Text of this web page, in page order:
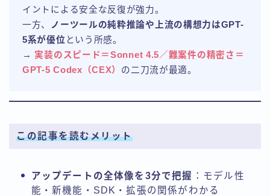
イントによる安全な反復が強力。
一方、
ノーツールの純粋推論や上流の構想力はGPT-
5系が優位 という所感。
→ 実装のスピード＝Sonnet 4.5／難案件の精密さ＝
GPT-5 Codex（CEX） の二刀流が最適。
この記事を読むメリット
アップデートの全体像を3分で把握 ：モデル性
能・新機能・SDK・拡張の関係がわかる